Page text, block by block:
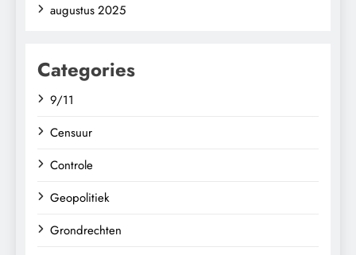
augustus 2025
Categories
9/11
Censuur
Controle
Geopolitiek
Grondrechten